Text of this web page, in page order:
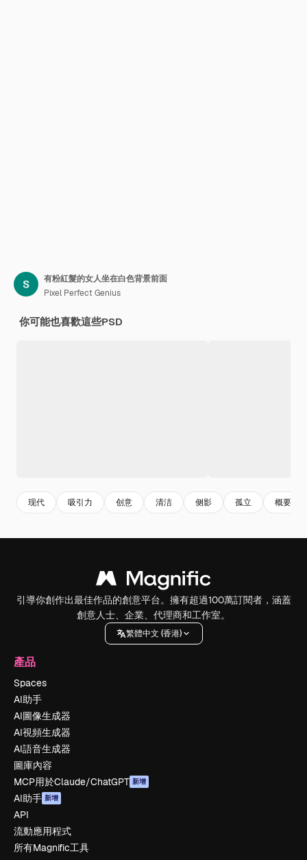
有粉紅髮的女人坐在白色背景前面
Pixel Perfect Genius
你可能也喜歡這些PSD
现代 吸引力 创意 清洁 侧影 孤立 概要
引導你創作出最佳作品的創意平台。擁有超過100萬訂閱者，涵蓋
創意人士、企業、代理商和工作室。
繁體中文 (香港)
產品
Spaces
AI助手
AI圖像生成器
AI視頻生成器
AI語音生成器
圖庫內容
MCP用於Claude/ChatGPT 新增
AI助手 新增
API
流動應用程式
所有Magnific工具